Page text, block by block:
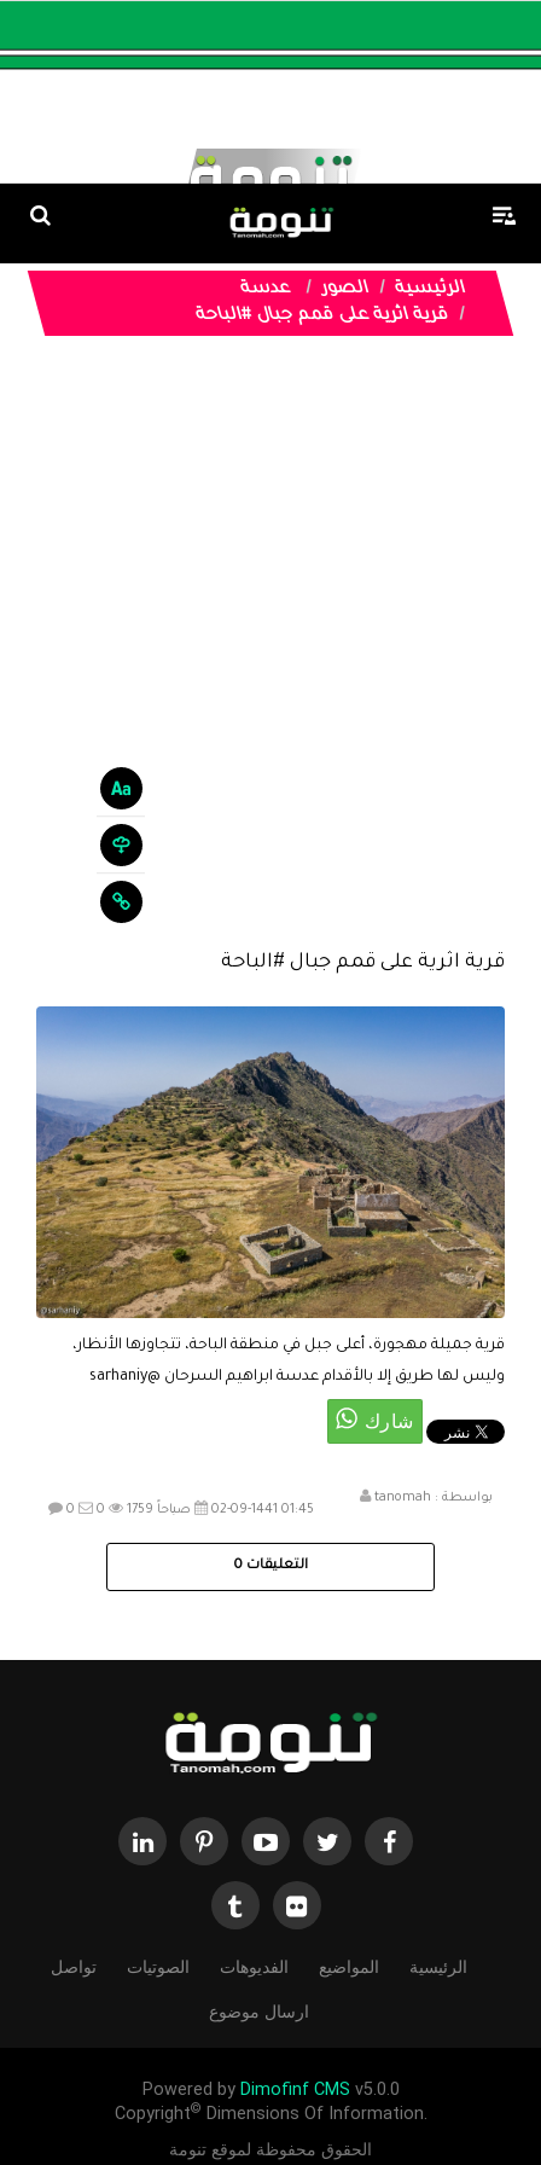
الرئيسية الصور
عدسة
قرية اثرية على قمم جبال #الباحة
قرية اثرية على قمم جبال #الباحة
قرية جميلة مهجورة، أعلى جبل في منطقة الباحة، تتجاوزها الأنظار،
وليس لها طريق إلا بالأقدام عدسة ابراهيم السرحان @sarhaniy
بواسطة : tanomah
02-09-1441 01:45 صباحاً
0 0 1759
التعليقات 0
الرئيسية المواضيع الفديوهات الصوتيات تواصل
ارسال موضوع
Powered by Dimofinf CMS v5.0.0
Copyright© Dimensions Of Information.
الحقوق محفوظة لموقع تنومة